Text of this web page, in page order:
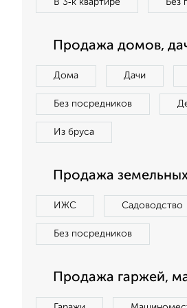
В 3‑к квартире Без
Продажа домов,
Дома Дачи
Без посредников
Из бруса
Продажа земельных
ИЖС Садоводство
Без посредников
Продажа гаржей,